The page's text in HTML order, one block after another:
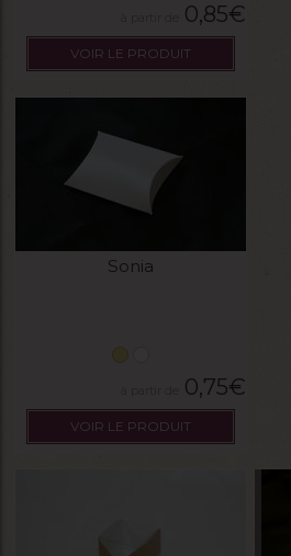
0,85€
VOIR LE PRODUIT
Sonia
0,75€
VOIR LE PRODUIT